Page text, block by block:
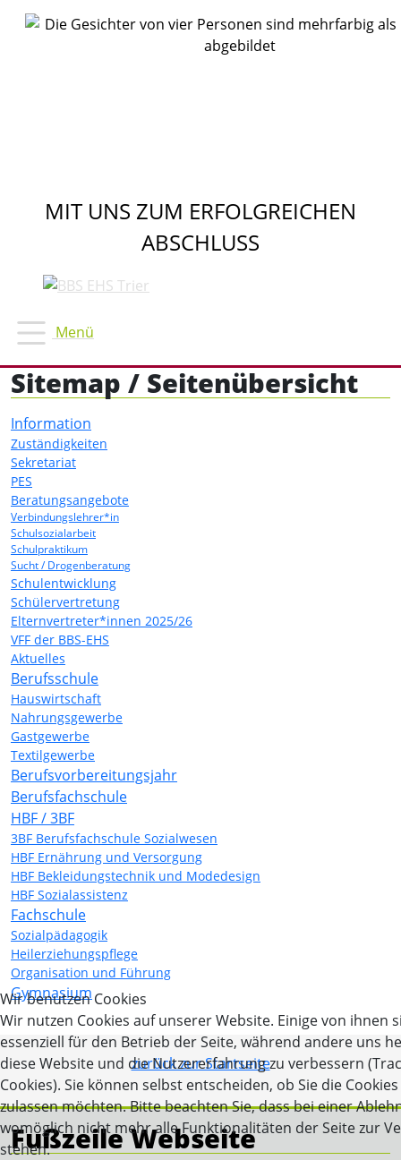
MIT UNS ZUM ERFOLGREICHEN
ABSCHLUSS
Sitemap / Seitenübersicht
Information
Zuständigkeiten
Sekretariat
PES
Beratungsangebote
Verbindungslehrer*in
Schulsozialarbeit
Schulpraktikum
Sucht / Drogenberatung
Schulentwicklung
Schülervertretung
Elternvertreter*innen 2025/26
VFF der BBS-EHS
Aktuelles
Berufsschule
Hauswirtschaft
Nahrungsgewerbe
Gastgewerbe
Textilgewerbe
Berufsvorbereitungsjahr
Berufsfachschule
HBF / 3BF
3BF Berufsfachschule Sozialwesen
HBF Ernährung und Versorgung
HBF Bekleidungstechnik und Modedesign
HBF Sozialassistenz
Fachschule
Sozialpädagogik
Heilerziehungspflege
Organisation und Führung
Gymnasium
zurück zur Startseite
Fußzeile Webseite
Wir benutzen Cookies
Wir nutzen Cookies auf unserer Website. Einige von ihnen
essenziell für den Betrieb der Seite, während andere uns
diese Website und die Nutzererfahrung zu verbessern
Cookies). Sie können selbst entscheiden, ob Sie die Cookies
zulassen möchten. Bitte beachten Sie, dass bei einer
womöglich nicht mehr alle Funktionalitäten der Seite zur
stehen.